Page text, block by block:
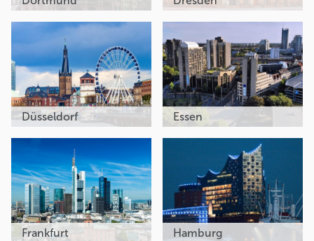
Düsseldorf Essen
Frankfurt Hamburg